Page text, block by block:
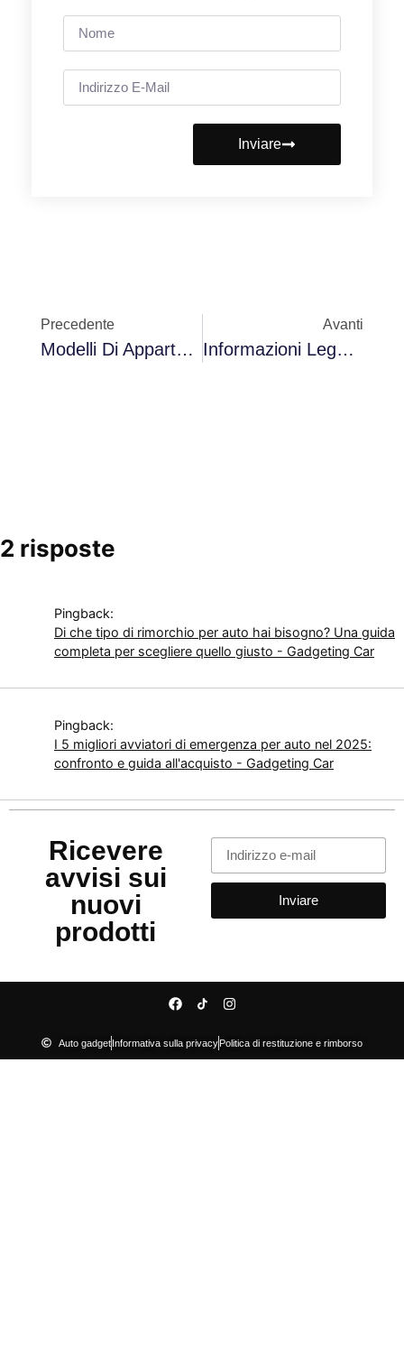
Inviare
Precedente
Modelli Di Appartamenti Come Il C*lo
Avanti
Informazioni Legali Sulle Dashcam Secondo La DGT Nel 2025: Direttive Ufficiali E Requisiti
2 risposte
Pingback:
Di che tipo di rimorchio per auto hai bisogno? Una guida
completa per scegliere quello giusto - Gadgeting Car
Pingback:
I 5 migliori avviatori di emergenza per auto nel 2025:
confronto e guida all'acquisto - Gadgeting Car
Ricevere
avvisi sui
nuovi
prodotti
Inviare
Auto gadgetInformativa sulla privacyPolitica di restituzione e rimborso